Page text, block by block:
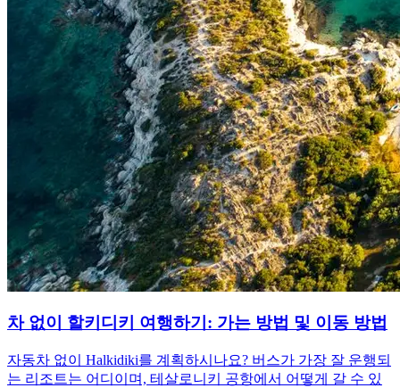
차 없이 할키디키 여행하기: 가는 방법 및 이동 방법
자동차 없이 Halkidiki를 계획하시나요? 버스가 가장 잘 운행되
는 리조트는 어디이며, 테살로니키 공항에서 어떻게 갈 수 있